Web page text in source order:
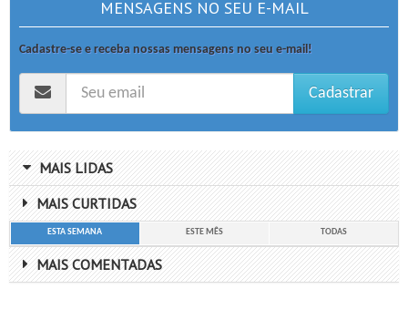
MENSAGENS NO SEU E-MAIL
Cadastre-se e receba nossas mensagens no seu e-mail!
Cadastrar
MAIS LIDAS
MAIS CURTIDAS
ESTA SEMANA ESTE MÊS TODAS
MAIS COMENTADAS